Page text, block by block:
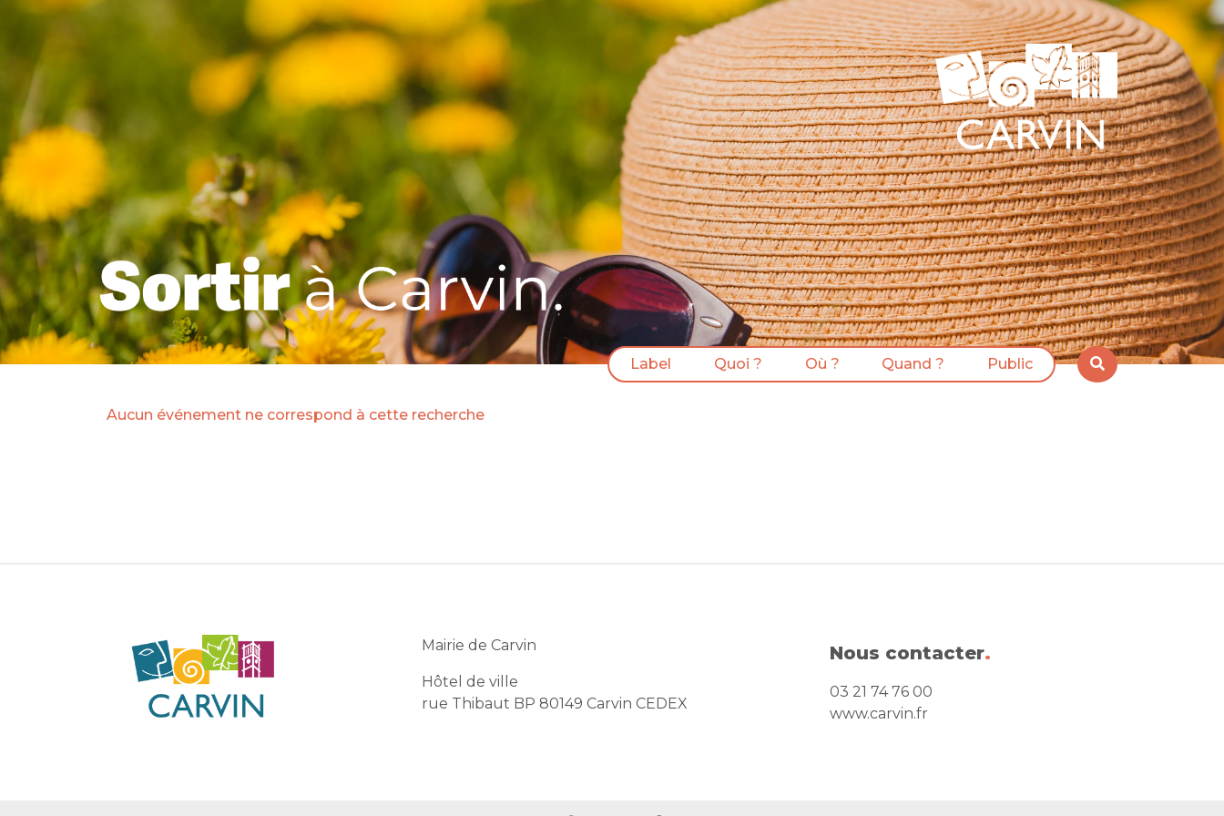
Label Quoi ? Où ? Quand ? Public
Aucun événement ne correspond à cette recherche
Mairie de Carvin
Hôtel de ville
rue Thibaut BP 80149 Carvin CEDEX
Nous contacter.
03 21 74 76 00
www.carvin.fr